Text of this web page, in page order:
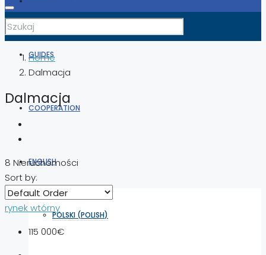
GUIDES
COOPERATION
ENGLISH
POLSKI (POLISH)
Home
Dalmacja
Dalmacja
8 Nieruchomości
Sort by:
rynek wtórny
115 000€